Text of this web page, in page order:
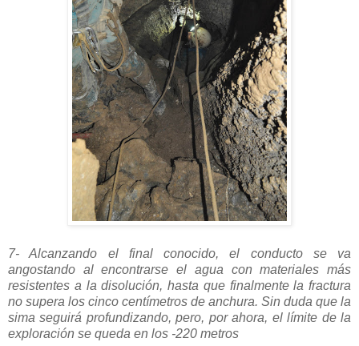
7- Alcanzando el final conocido, el conducto se va
angostando al encontrarse el agua con materiales más
resistentes a la disolución, hasta que finalmente la fractura
no supera los cinco centímetros de anchura. Sin duda que la
sima seguirá profundizando, pero, por ahora, el límite de la
exploración se queda en los -220 metros